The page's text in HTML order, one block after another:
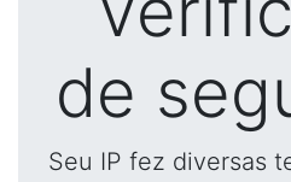
de
Seu IP fez diversas